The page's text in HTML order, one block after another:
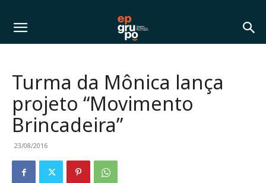
Turma da Mônica lança
projeto “Movimento
Brincadeira”
23/08/2016